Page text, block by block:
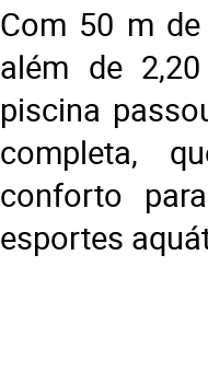
Com 50 m
além de
piscina
completa,
conforto
esportes